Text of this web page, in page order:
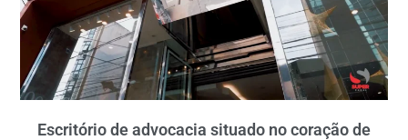
Escritório de advocacia situado no coração de